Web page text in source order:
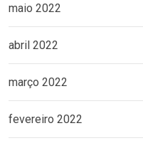
maio 2022
abril 2022
março 2022
fevereiro 2022